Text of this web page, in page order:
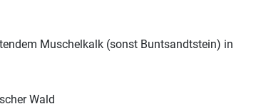
Muschelkalk (sonst Buntsandtstein) in